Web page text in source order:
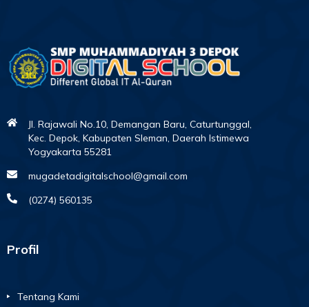
Jl. Rajawali No.10, Demangan Baru, Caturtunggal,
Kec. Depok, Kabupaten Sleman, Daerah Istimewa
Yogyakarta 55281
mugadetadigitalschool@gmail.com
(0274) 560135
Profil
Tentang Kami